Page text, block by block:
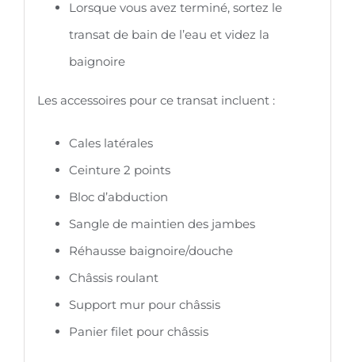
Lorsque vous avez terminé, sortez le
transat de bain de l’eau et videz la
baignoire
Les accessoires pour ce transat incluent :
Cales latérales
Ceinture 2 points
Bloc d’abduction
Sangle de maintien des jambes
Réhausse baignoire/douche
Châssis roulant
Support mur pour châssis
Panier filet pour châssis